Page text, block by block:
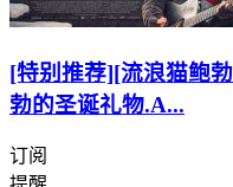
[特别推荐][流浪猫鲍
勃的圣诞礼物.A...
订阅